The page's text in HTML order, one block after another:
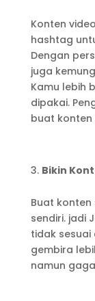
Konten
hashtag
Dengan
juga
Kamu lebih
dipakai.
buat konten
Bikin
Buat
sendiri. jadi
tidak sesuai
gembira
namun